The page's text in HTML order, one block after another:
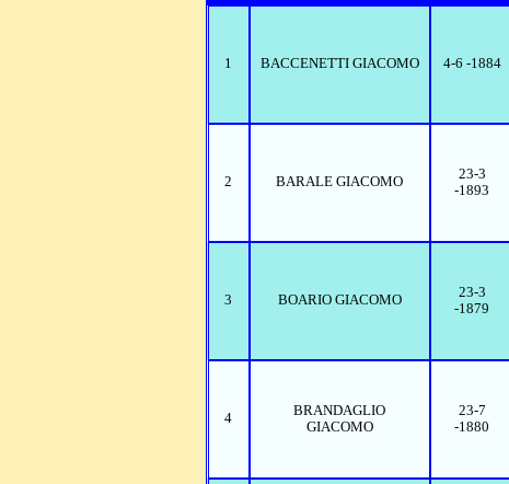
1 BACCENETTI GIACOMO 4-6 -1884
2 BARALE GIACOMO
23-3
-1893
3 BOARIO GIACOMO
23-3
-1879
4
BRANDAGLIO
GIACOMO
23-7
-1880